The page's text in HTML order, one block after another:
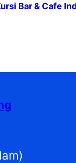
Bar & Cafe